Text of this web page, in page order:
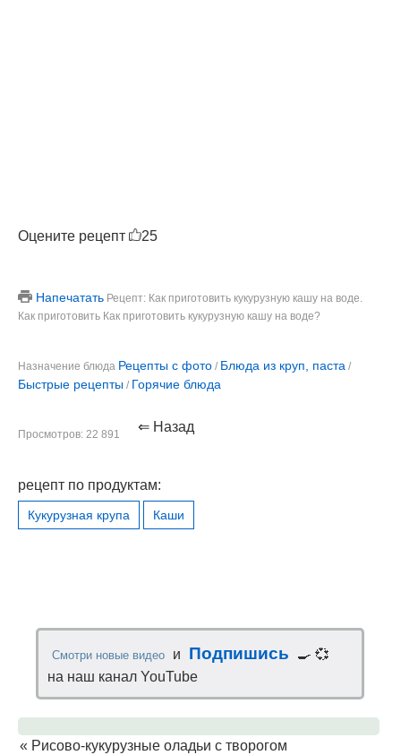
Оцените рецепт 25
Напечатать Рецепт: Как приготовить кукурузную кашу на воде.
Как приготовить Как приготовить кукурузную кашу на воде?
Назначение блюда Рецепты с фото / Блюда из круп, паста /
Быстрые рецепты / Горячие блюда
Просмотров: 22 891 ⇐ Назад
рецепт по продуктам:
Кукурузная крупа Каши
Смотри новые видео и Подпишись
🍳 💞
на наш канал YouTube
« Рисово-кукурузные оладьи с творогом